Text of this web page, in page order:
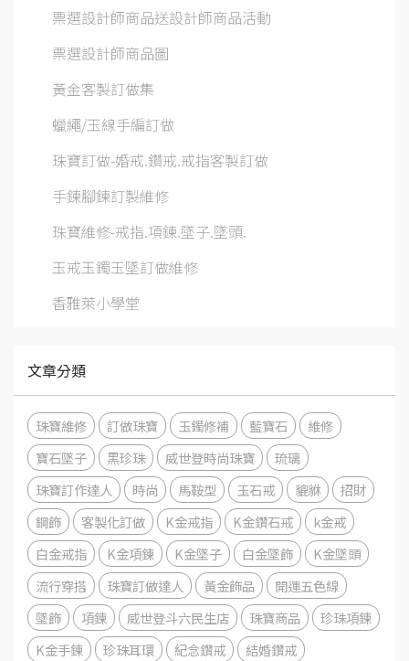
票選設計師商品送設計師商品活動
票選設計師商品圖
黃金客製訂做集
蠟繩/玉線手編訂做
珠寶訂做-婚戒.鑽戒.戒指客製訂做
手鍊腳鍊訂製維修
珠寶維修-戒指.項鍊.墜子.墜頭.
玉戒玉鐲玉墜訂做維修
香雅萊小學堂
文章分類
珠寶維修 訂做珠寶 玉鐲修補 藍寶石
維修
寶石墜子
黑珍珠 威世登時尚珠寶
琉璃
珠寶訂作達人
時尚 馬鞍型 玉石戒 貔貅
招財
鋼飾
客製化訂做 K金戒指 K金鑽石戒
k金戒
白金戒指
K金項鍊 K金墜子 白金墜飾
K金墜頭
流行穿搭
珠寶訂做達人 黃金飾品
開運五色線
墜飾
項鍊 威世登斗六民生店 珠寶商品
珍珠項鍊
K金手鍊
珍珠耳環 紀念鑽戒
結婚鑽戒